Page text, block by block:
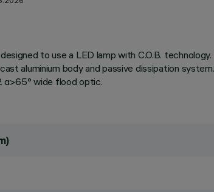
designed to use a LED lamp with C.O.B.
aluminium body and passive dissipation
α>65° wide flood optic.